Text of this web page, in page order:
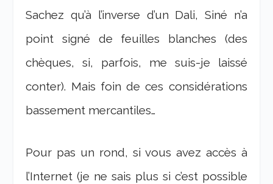
Sachez qu’à l’inverse d’un Dali, Siné n’a
point signé de feuilles blanches (des
chèques, si, parfois, me suis-je laissé
conter). Mais foin de ces considérations
bassement mercantiles…
Pour pas un rond, si vous avez accès à
l’Internet (je ne sais plus si c’est possible